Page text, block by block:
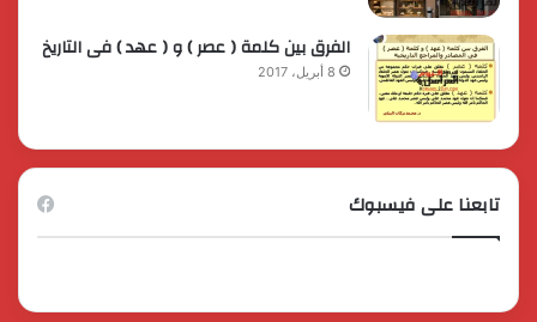
الفرق بين كلمة ( عصر ) و ( عهد ) فى التاريخ
8 أبريل، 2017
تابعنا على فيسبوك